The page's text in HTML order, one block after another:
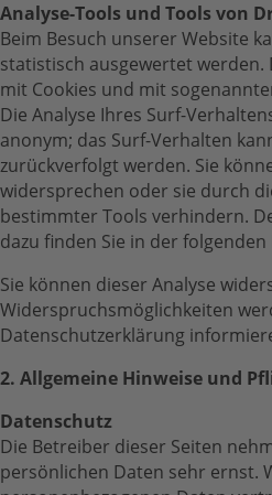
Analyse-Tools und Tools von
Beim Besuch unserer Website
statistisch ausgewertet werden.
mit Cookies und mit
Die Analyse Ihres Surf-
anonym; das Surf-Verhalten
zurückverfolgt werden. Sie
widersprechen oder sie durch
bestimmter Tools verhindern.
dazu finden Sie in der
Sie können dieser Analyse
Widerspruchsmöglichkeiten
Datenschutzerklärung
2. Allgemeine Hinweise und
Datenschutz
Die Betreiber dieser Seiten
persönlichen Daten sehr ernst.